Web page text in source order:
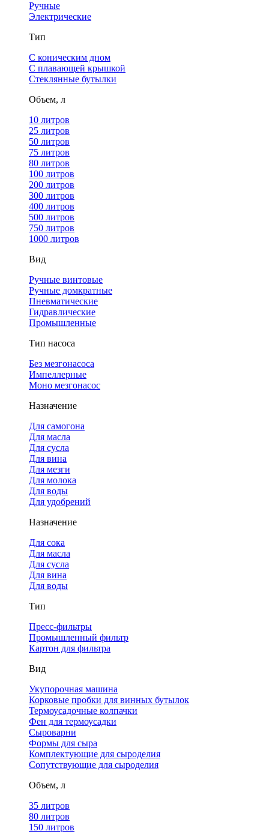
Ручные
Электрические
Тип
С коническим дном
С плавающей крышкой
Стеклянные бутылки
Объем, л
10 литров
25 литров
50 литров
75 литров
80 литров
100 литров
200 литров
300 литров
400 литров
500 литров
750 литров
1000 литров
Вид
Ручные винтовые
Ручные домкратные
Пневматические
Гидравлические
Промышленные
Тип насоса
Без мезгонасоса
Импеллерные
Моно мезгонасос
Назначение
Для самогона
Для масла
Для сусла
Для вина
Для мезги
Для молока
Для воды
Для удобрений
Назначение
Для сока
Для масла
Для сусла
Для вина
Для воды
Тип
Пресс-фильтры
Промышленный фильтр
Картон для фильтра
Вид
Укупорочная машина
Корковые пробки для винных бутылок
Термоусадочные колпачки
Фен для термоусадки
Сыроварни
Формы для сыра
Комплектующие для сыроделия
Сопутствующие для сыроделия
Объем, л
35 литров
80 литров
150 литров